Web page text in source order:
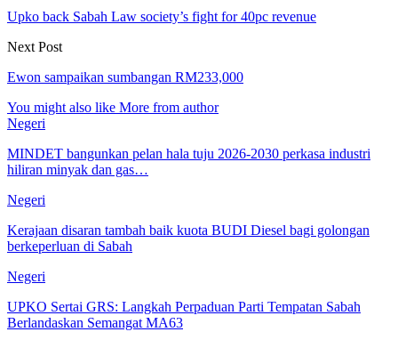
Upko back Sabah Law society’s fight for 40pc revenue
Next Post
Ewon sampaikan sumbangan RM233,000
You might also like More from author
Negeri
MINDET bangunkan pelan hala tuju 2026-2030 perkasa industri
hiliran minyak dan gas…
Negeri
Kerajaan disaran tambah baik kuota BUDI Diesel bagi golongan
berkeperluan di Sabah
Negeri
UPKO Sertai GRS: Langkah Perpaduan Parti Tempatan Sabah
Berlandaskan Semangat MA63